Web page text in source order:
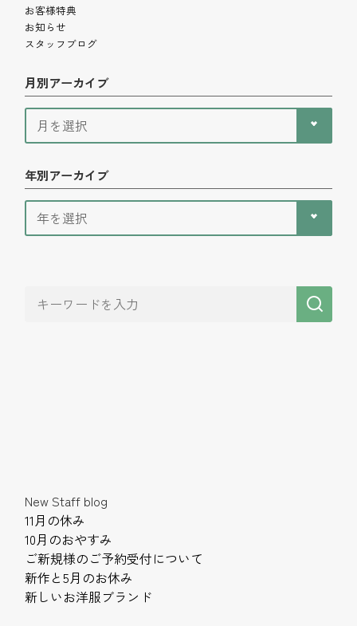
お客様特典
お知らせ
スタッフブログ
月別アーカイブ
年別アーカイブ
New Staff blog
11月の休み
10月のおやすみ
ご新規様のご予約受付について
新作と5月のお休み
新しいお洋服ブランド